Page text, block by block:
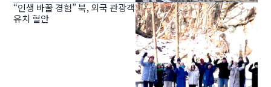
“인생 바꿀 경험” 북, 외국 관광객
유치 혈안